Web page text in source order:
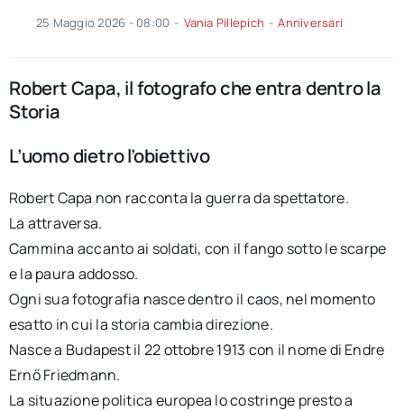
25 Maggio 2026 - 08:00 - Vania Pillepich - Anniversari
Robert Capa, il fotografo che entra dentro la
Storia
L’uomo dietro l’obiettivo
Robert Capa non racconta la guerra da spettatore.
La attraversa.
Cammina accanto ai soldati, con il fango sotto le scarpe
e la paura addosso.
Ogni sua fotografia nasce dentro il caos, nel momento
esatto in cui la storia cambia direzione.
Nasce a Budapest il 22 ottobre 1913 con il nome di Endre
Ernő Friedmann.
La situazione politica europea lo costringe presto a